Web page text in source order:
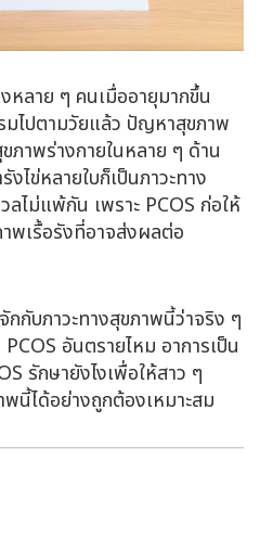
ลาย ๆ คนเมื่ออายุมากขึ้น
ไปตามวัยแล้ว ปัญหาสุขภาพ
ภาพร่างกายในหลาย ๆ ด้าน
ไข่หลายใบก็เป็นภาวะทาง
ไม่แพ้กัน เพราะ PCOS ก่อให้
พเรื้อรังที่อาจส่งผลต่อ
กับภาวะทางสุขภาพนี้ว่าจริง ๆ
PCOS อันตรายไหม อาการเป็น
รักษายังไงเพื่อให้สาว ๆ
นี้ได้อย่างถูกต้องเหมาะสม